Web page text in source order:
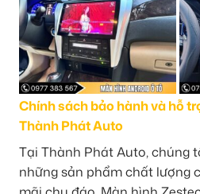
Chính sách bảo hành và hỗ
Thành Phát Auto
Tại Thành Phát Auto, chúng
những sản phẩm chất lượng